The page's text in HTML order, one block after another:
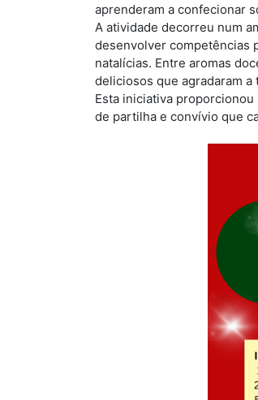
aprenderam a confecionar
A atividade decorreu num
desenvolver competências
natalícias. Entre aromas
deliciosos que agradaram a
Esta iniciativa
de partilha e convívio que